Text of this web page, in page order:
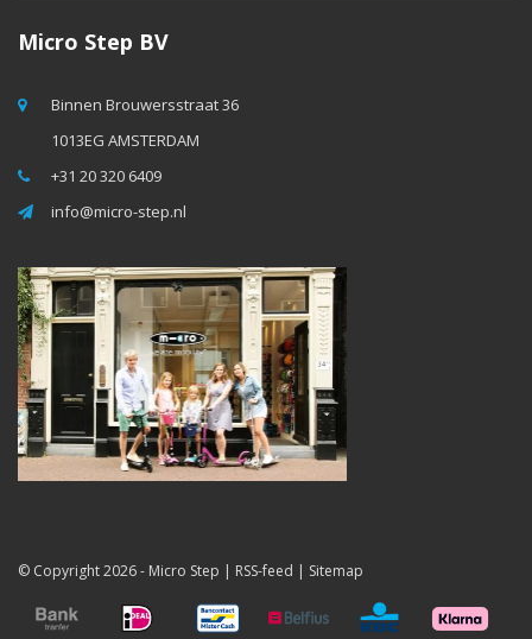
Micro Step BV
Binnen Brouwersstraat 36
1013EG AMSTERDAM
+31 20 320 6409
info@micro-step.nl
© Copyright 2026 - Micro Step | RSS-feed | Sitemap